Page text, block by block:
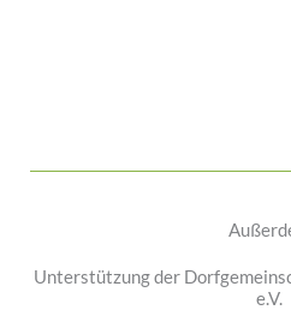
Unterstützung der
e.V.